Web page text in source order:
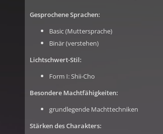
Gesprochene Sprachen:
Basic (Muttersprache)
Binär (verstehen)
Lichtschwert-Stil:
Form I: Shii-Cho
Besondere Machtfähigkeiten:
grundlegende Machttechniken
Stärken des Charakters: